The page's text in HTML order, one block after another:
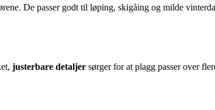
De passer godt til løping, skigåing og milde
justerbare detaljer sørger for at plagg passer over